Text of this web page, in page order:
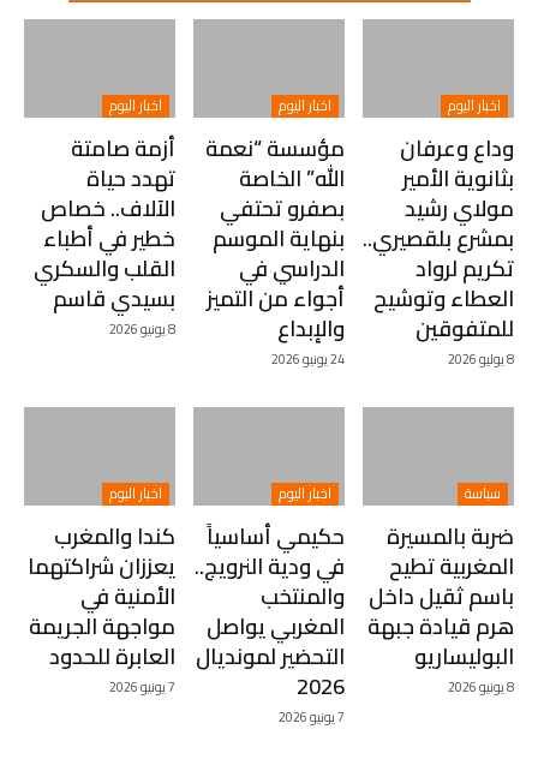
اخبار اليوم
وداع وعرفان
بثانوية الأمير
مولاي رشيد
بمشرع بلقصيري..
تكريم لرواد
العطاء وتوشيح
للمتفوقين
8 يوليو 2026
اخبار اليوم
مؤسسة “نعمة
الله” الخاصة
بصفرو تحتفي
بنهاية الموسم
الدراسي في
أجواء من التميز
والإبداع
24 يونيو 2026
اخبار اليوم
أزمة صامتة
تهدد حياة
الآلاف.. خصاص
خطير في أطباء
القلب والسكري
بسيدي قاسم
8 يونيو 2026
سياسة
ضربة بالمسيرة
المغربية تطيح
باسم ثقيل داخل
هرم قيادة جبهة
البوليساريو
8 يونيو 2026
اخبار اليوم
حكيمي أساسياً
في ودية النرويج..
والمنتخب
المغربي يواصل
التحضير لمونديال
2026
7 يونيو 2026
اخبار اليوم
كندا والمغرب
يعززان شراكتهما
الأمنية في
مواجهة الجريمة
العابرة للحدود
7 يونيو 2026